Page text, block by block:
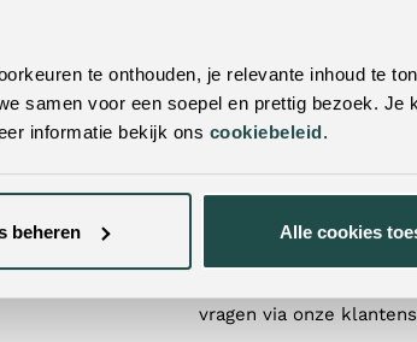
te onthouden, je relevante inhoud te
samen voor een soepel en prettig bezoek. Je
informatie bekijk ons cookiebeleid.
beheren Alle cookies
in
Contactformulier
+31 (0)77 320 1838
Of bekijk direct alle
vragen via onze